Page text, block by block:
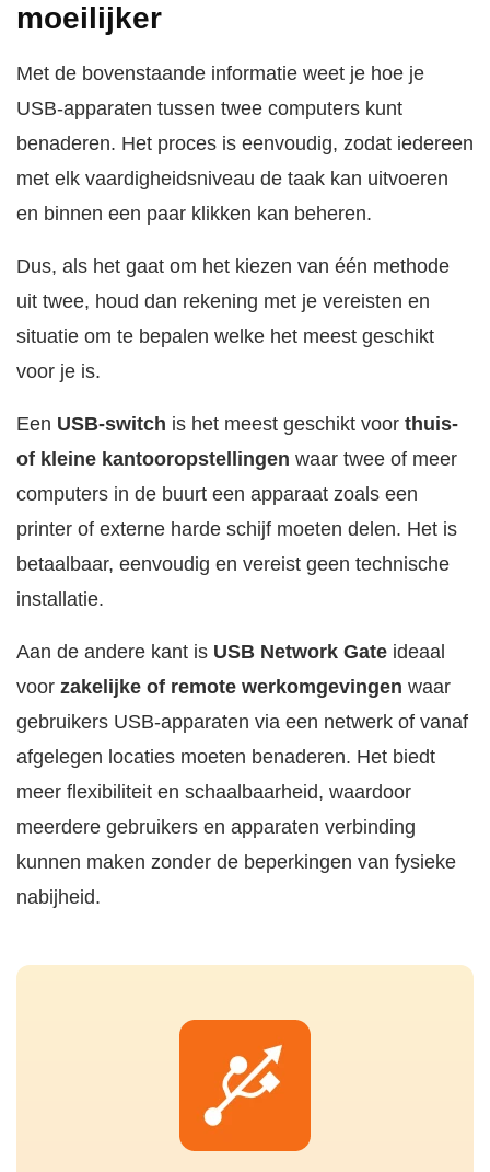
moeilijker
Met de bovenstaande informatie weet je hoe je
USB-apparaten tussen twee computers kunt
benaderen. Het proces is eenvoudig, zodat iedereen
met elk vaardigheidsniveau de taak kan uitvoeren
en binnen een paar klikken kan beheren.
Dus, als het gaat om het kiezen van één methode
uit twee, houd dan rekening met je vereisten en
situatie om te bepalen welke het meest geschikt
voor je is.
Een USB-switch is het meest geschikt voor thuis-
of kleine kantooropstellingen waar twee of meer
computers in de buurt een apparaat zoals een
printer of externe harde schijf moeten delen. Het is
betaalbaar, eenvoudig en vereist geen technische
installatie.
Aan de andere kant is USB Network Gate ideaal
voor zakelijke of remote werkomgevingen waar
gebruikers USB-apparaten via een netwerk of vanaf
afgelegen locaties moeten benaderen. Het biedt
meer flexibiliteit en schaalbaarheid, waardoor
meerdere gebruikers en apparaten verbinding
kunnen maken zonder de beperkingen van fysieke
nabijheid.